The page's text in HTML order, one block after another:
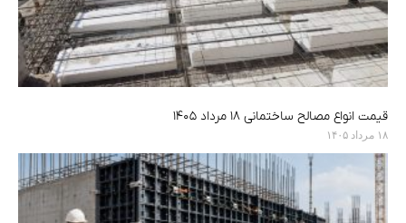
قیمت انواع مصالح ساختمانی ۱۸ مرداد ۱۴۰۵
۱۸ مرداد ۱۴۰۵